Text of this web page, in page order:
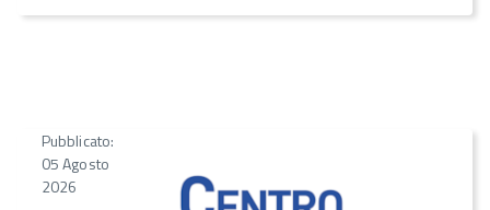
Pubblicato:
05 Agosto
2026